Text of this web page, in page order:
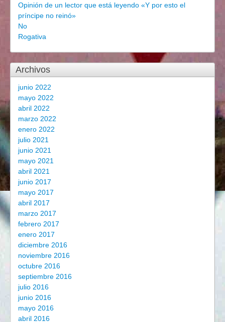
Opinión de un lector que está leyendo «Y por esto el
príncipe no reinó»
No
Rogativa
Archivos
junio 2022
mayo 2022
abril 2022
marzo 2022
enero 2022
julio 2021
junio 2021
mayo 2021
abril 2021
junio 2017
mayo 2017
abril 2017
marzo 2017
febrero 2017
enero 2017
diciembre 2016
noviembre 2016
octubre 2016
septiembre 2016
julio 2016
junio 2016
mayo 2016
abril 2016